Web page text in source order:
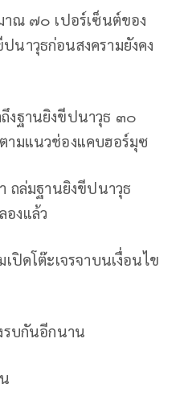
าณ ๗๐ เปอร์เซ็นต์ของ
นาวุธก่อนสงครามยังคง
งฐานยิงขีปนาวุธ ๓๐
ามแนวช่องแคบฮอร์มุซ
ถล่มฐานยิงขีปนาวุธ
งแล้ว
ปิดโต๊ะเจรจาบนเงื่อนไข
รบกันอีกนาน